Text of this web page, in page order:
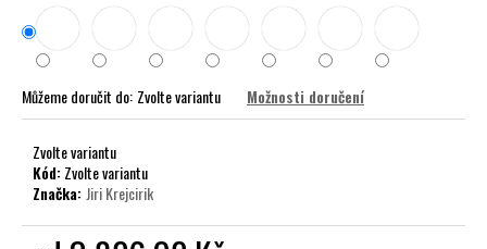
Můžeme doručit do: Zvolte variantu Možnosti doručení
Zvolte variantu
Kód:Zvolte variantu
Značka: Jiri Krejcirik
D
o
o
r
e